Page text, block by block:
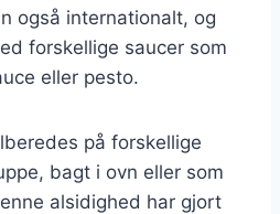
også internationalt, og
forskellige saucer som
eller pesto.
på forskellige
bagt i ovn eller som
alsidighed har gjort